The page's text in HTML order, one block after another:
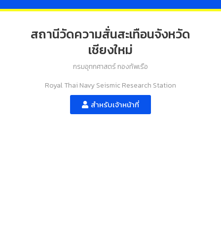
สถานีวัดความสั่นสะเทือนจังหวัด
เชียงใหม่
กรมอุทกศาสตร์ กองทัพเรือ
Royal Thai Navy Seismic Research Station
สำหรับเจ้าหน้าที่